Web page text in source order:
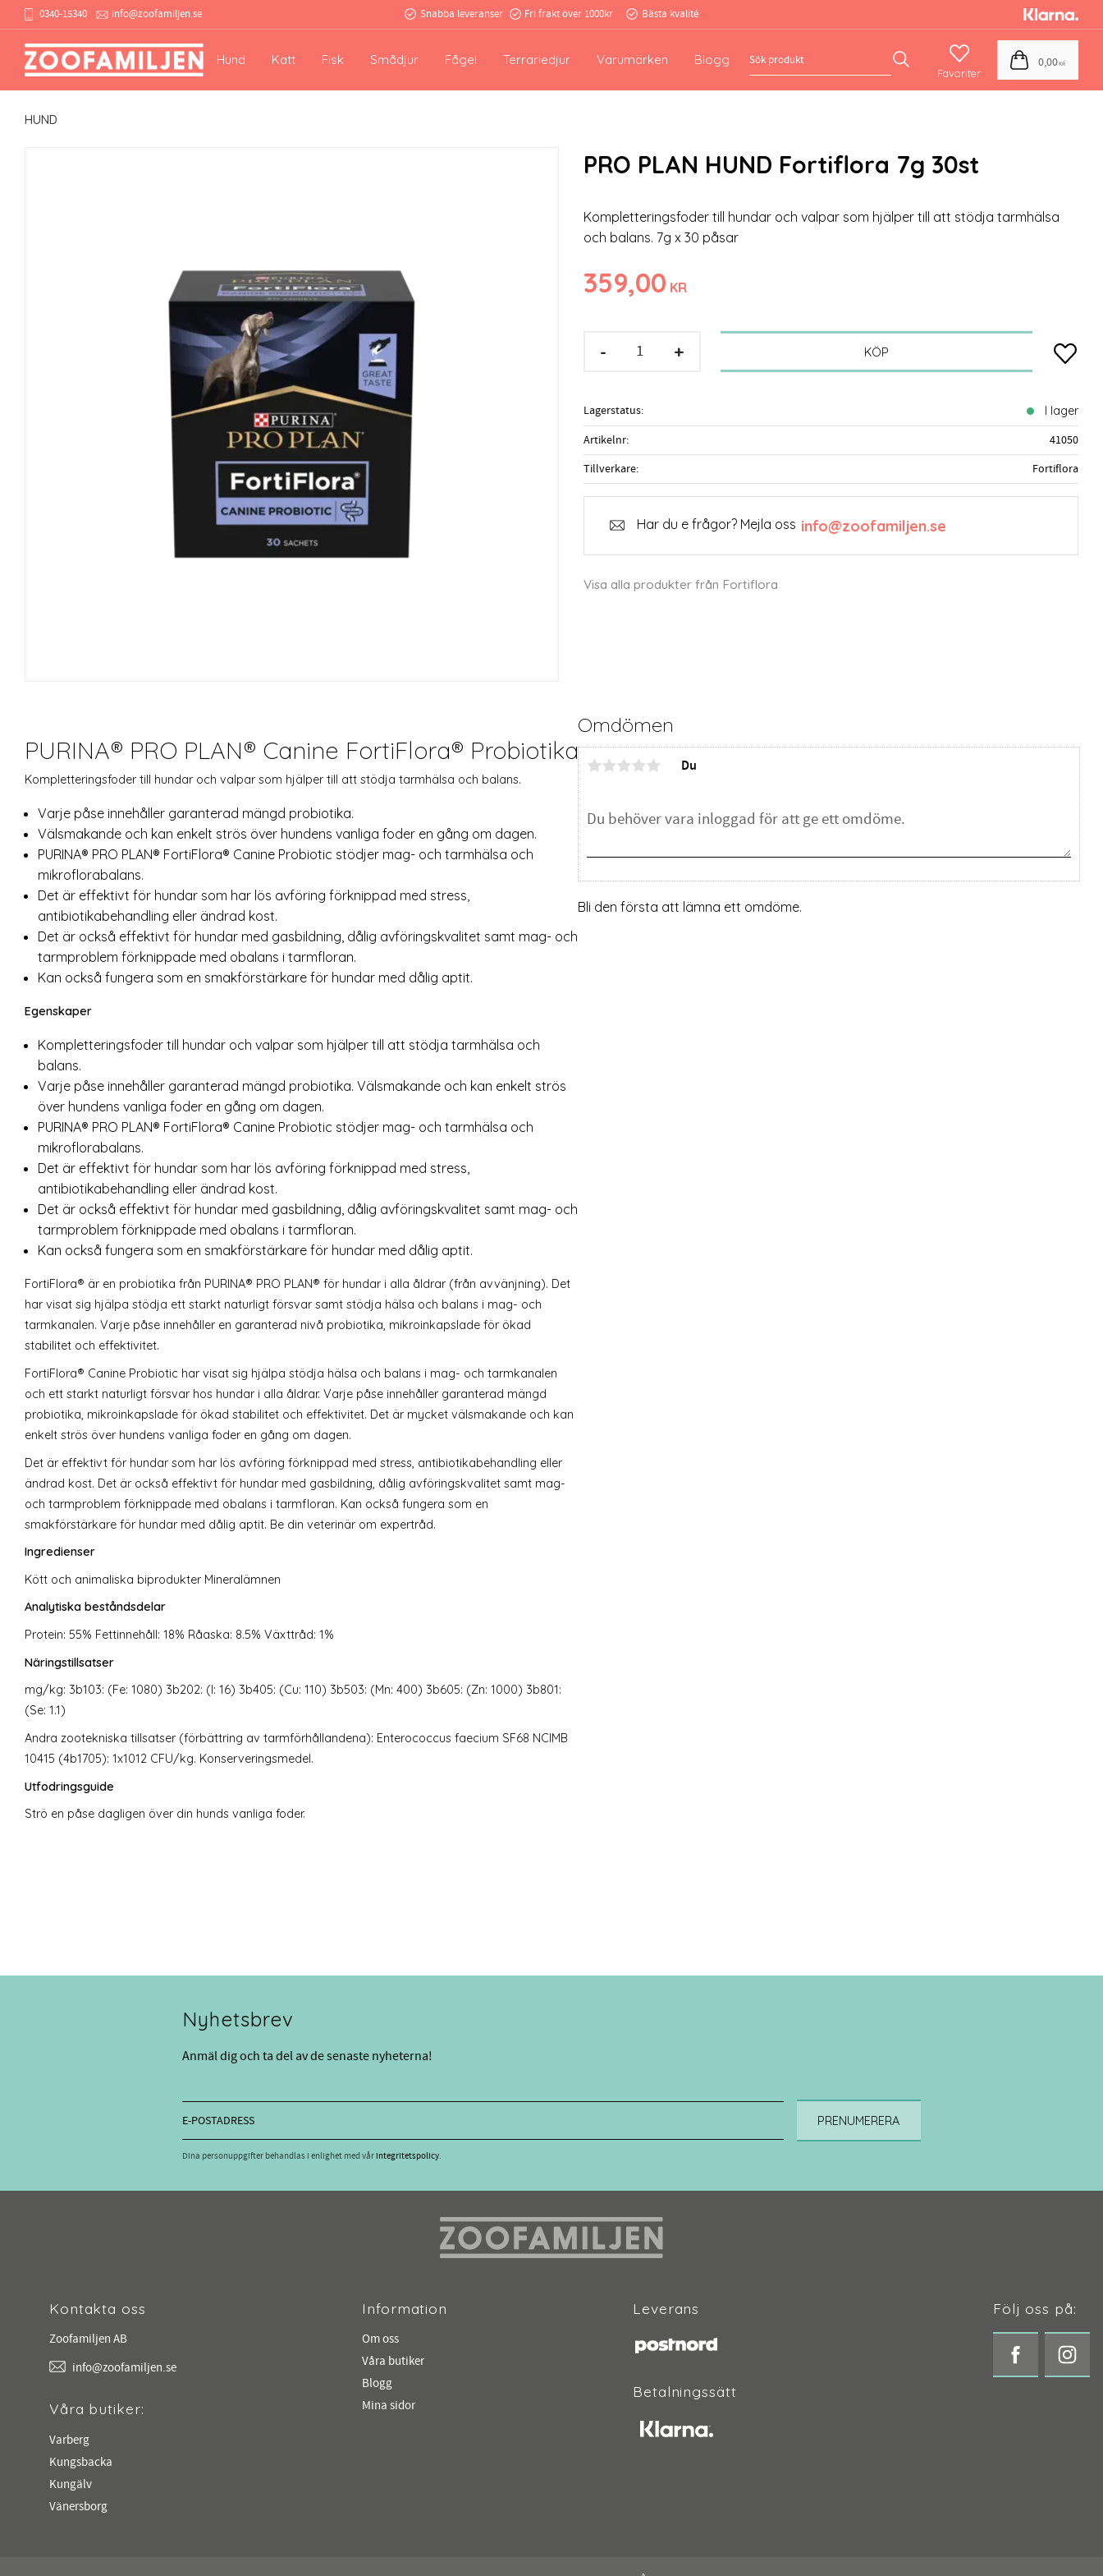
0340-15340 info@zoofamiljen.se Snabba leveranser Fri frakt över 1000kr Bästa kvalité
Hund Katt Fisk Smådjur Fågel Terrariedjur Varumärken Blogg FavoriterKundvagn
0,00KR
HUND
PRO PLAN HUND Fortiflora 7g 30st
Kompletteringsfoder till hundar och valpar som hjälper till att stödja tarmhälsa
och balans. 7g x 30 påsar
359,00 KR
+
- KÖP Lägg
Lagerstatus I lager
Artikelnr
41050
Tillverkare
Fortiflora
Har du e frågor? Mejla oss info@zoofamiljen.se
Visa alla produkter från Fortiflora
PURINA® PRO PLAN® Canine FortiFlora® Probiotika
Kompletteringsfoder till hundar och valpar som hjälper till att stödja tarmhälsa och balans.
Varje påse innehåller garanterad mängd probiotika.
Välsmakande och kan enkelt strös över hundens vanliga foder en gång om dagen.
PURINA® PRO PLAN® FortiFlora® Canine Probiotic stödjer mag- och tarmhälsa och
mikroflorabalans.
Det är effektivt för hundar som har lös avföring förknippad med stress,
antibiotikabehandling eller ändrad kost.
Det är också effektivt för hundar med gasbildning, dålig avföringskvalitet samt mag- och
tarmproblem förknippade med obalans i tarmfloran.
Kan också fungera som en smakförstärkare för hundar med dålig aptit.
Egenskaper
Kompletteringsfoder till hundar och valpar som hjälper till att stödja tarmhälsa och
balans.
Varje påse innehåller garanterad mängd probiotika. Välsmakande och kan enkelt strös
över hundens vanliga foder en gång om dagen.
PURINA® PRO PLAN® FortiFlora® Canine Probiotic stödjer mag- och tarmhälsa och
mikroflorabalans.
Det är effektivt för hundar som har lös avföring förknippad med stress,
antibiotikabehandling eller ändrad kost.
Det är också effektivt för hundar med gasbildning, dålig avföringskvalitet samt mag- och
tarmproblem förknippade med obalans i tarmfloran.
Kan också fungera som en smakförstärkare för hundar med dålig aptit.
FortiFlora® är en probiotika från PURINA® PRO PLAN® för hundar i alla åldrar (från avvänjning). Det
har visat sig hjälpa stödja ett starkt naturligt försvar samt stödja hälsa och balans i mag- och
tarmkanalen. Varje påse innehåller en garanterad nivå probiotika, mikroinkapslade för ökad
stabilitet och effektivitet.
FortiFlora® Canine Probiotic har visat sig hjälpa stödja hälsa och balans i mag- och tarmkanalen
och ett starkt naturligt försvar hos hundar i alla åldrar. Varje påse innehåller garanterad mängd
probiotika, mikroinkapslade för ökad stabilitet och effektivitet. Det är mycket välsmakande och kan
enkelt strös över hundens vanliga foder en gång om dagen.
Det är effektivt för hundar som har lös avföring förknippad med stress, antibiotikabehandling eller
ändrad kost. Det är också effektivt för hundar med gasbildning, dålig avföringskvalitet samt mag-
och tarmproblem förknippade med obalans i tarmfloran. Kan också fungera som en
smakförstärkare för hundar med dålig aptit. Be din veterinär om expertråd.
Ingredienser
Kött och animaliska biprodukter Mineralämnen
Analytiska beståndsdelar
Protein: 55% Fettinnehåll: 18% Råaska: 8.5% Växttråd: 1%
Näringstillsatser
mg/kg: 3b103: (Fe: 1080) 3b202: (I: 16) 3b405: (Cu: 110) 3b503: (Mn: 400) 3b605: (Zn: 1000) 3b801:
(Se: 1.1)
Andra zootekniska tillsatser (förbättring av tarmförhållandena): Enterococcus faecium SF68 NCIMB
10415 (4b1705): 1x1012 CFU/kg. Konserveringsmedel.
Utfodringsguide
Strö en påse dagligen över din hunds vanliga foder.
Omdömen
Du
Bli den första att lämna ett omdöme.
Nyhetsbrev
Anmäl dig och ta del av de senaste nyheterna!
PRENUMERERA
Dina personuppgifter behandlas i enlighet med vårintegritetspolicy.
Kontakta oss
Zoofamiljen AB
info@zoofamiljen.se
Våra butiker:
Varberg
Kungsbacka
Kungälv
Vänersborg
Information
Om oss
Våra butiker
Blogg
Mina sidor
Leverans
Betalningssätt
Följ oss på: